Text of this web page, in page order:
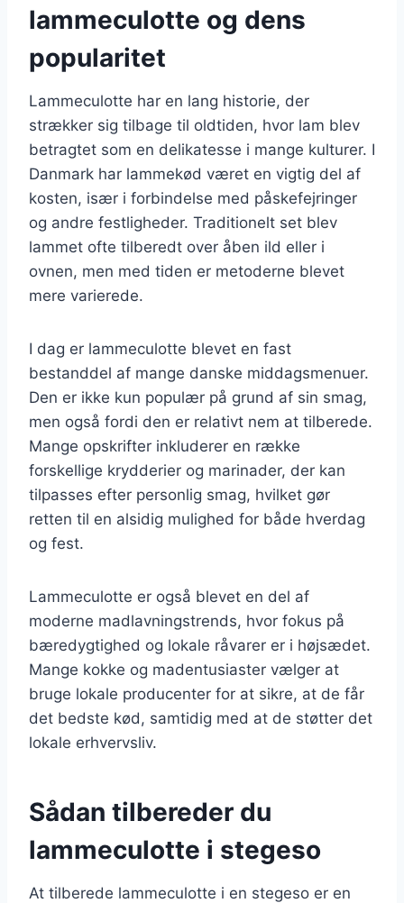
lammeculotte og dens
popularitet
Lammeculotte har en lang historie, der
strækker sig tilbage til oldtiden, hvor lam blev
betragtet som en delikatesse i mange kulturer. I
Danmark har lammekød været en vigtig del af
kosten, især i forbindelse med påskefejringer
og andre festligheder. Traditionelt set blev
lammet ofte tilberedt over åben ild eller i
ovnen, men med tiden er metoderne blevet
mere varierede.
I dag er lammeculotte blevet en fast
bestanddel af mange danske middagsmenuer.
Den er ikke kun populær på grund af sin smag,
men også fordi den er relativt nem at tilberede.
Mange opskrifter inkluderer en række
forskellige krydderier og marinader, der kan
tilpasses efter personlig smag, hvilket gør
retten til en alsidig mulighed for både hverdag
og fest.
Lammeculotte er også blevet en del af
moderne madlavningstrends, hvor fokus på
bæredygtighed og lokale råvarer er i højsædet.
Mange kokke og madentusiaster vælger at
bruge lokale producenter for at sikre, at de får
det bedste kød, samtidig med at de støtter det
lokale erhvervsliv.
Sådan tilbereder du
lammeculotte i stegeso
At tilberede lammeculotte i en stegeso er en